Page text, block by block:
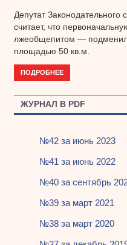
Депутат Законодательного
считает, что
лжеобщепитом —
площадью 50 кв.м.
ПОДРОБНЕЕ
ЖУРНАЛ В PDF
№42 за июнь 2023
№41 за июнь 2022
№40 за сентябрь
№39 за март 2021
№38 за март 2020